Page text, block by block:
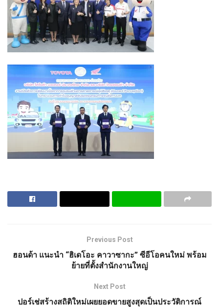
Previous Post
ฮอนด้า แนะนำ “ฮิเดโอะ คาวาซากะ” ซีอีโอคนใหม่ พร้อม
ย้ายที่ตั้งสำนักงานใหญ่
Next Post
ปอร์เช่สร้างสถิติใหม่เผยยอดขายสูงสุดเป็นประวัติการณ์